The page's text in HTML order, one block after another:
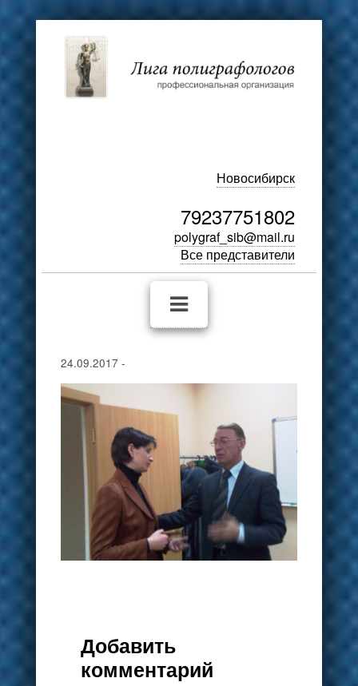
Новосибирск
79237751802
polygraf_sib@mail.ru
Все представители
24.09.2017 -
Добавить
комментарий